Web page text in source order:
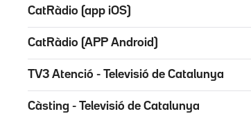
CatRàdio (app iOS)
CatRàdio (APP Android)
TV3 Atenció - Televisió de Catalunya
Càsting - Televisió de Catalunya